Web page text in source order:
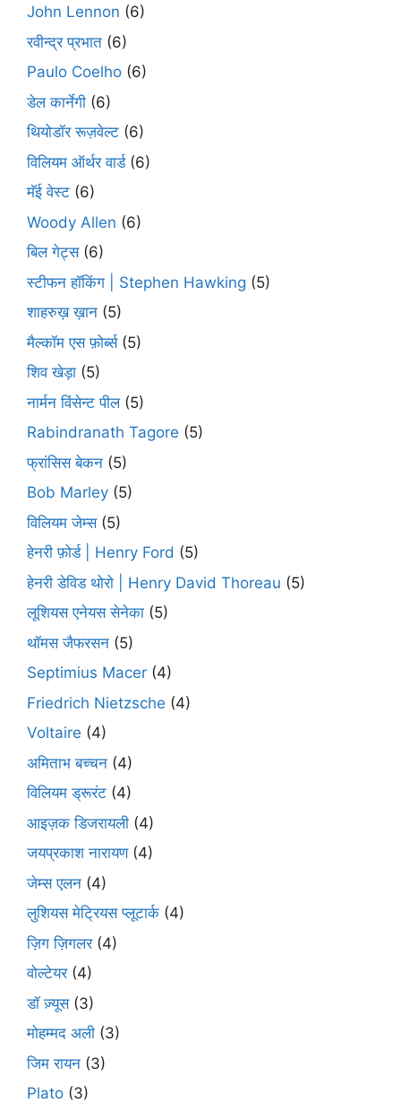
John Lennon (6)
रवीन्द्र प्रभात (6)
Paulo Coelho (6)
डेल कार्नेगी (6)
थियोडॉर रूज़वेल्ट (6)
विलियम ऑर्थर वार्ड(6)
मॅई वेस्ट (6)
Woody Allen (6)
बिल गेट्स(6)
स्टीफन हॉकिंग | Stephen Hawking (5)
शाहरुख़ ख़ान (5)
मैल्कॉम एस फ़ोर्ब्स(5)
शिव खेड़ा (5)
नार्मन विंसेन्ट पील(5)
Rabindranath Tagore (5)
फ्रांसिस बेकन (5)
Bob Marley (5)
विलियम जेम्स(5)
हेनरी फ़ोर्ड | Henry Ford (5)
हेनरी डेविड थोरो | Henry David Thoreau (5)
लूशियस एनेयस सेनेका (5)
थॉमस जैफरसन (5)
Septimius Macer (4)
Friedrich Nietzsche (4)
Voltaire (4)
अमिताभ बच्चन (4)
विलियम ड्रूरंट (4)
आइज़क डिजरायली (4)
जयप्रकाश नारायण(4)
जेम्स एलन (4)
लुशियस मेट्रियस प्लूटार्क (4)
ज़िग ज़िगलर(4)
वोल्टेयर(4)
डॉ ज़्यूस(3)
मोहम्मद अली (3)
जिम रायन (3)
Plato (3)